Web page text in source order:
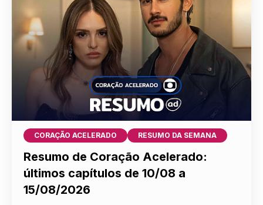
CORAÇÃO ACELERADO RESUMO DA SEMANA
Resumo de Coração Acelerado:
últimos capítulos de 10/08 a
15/08/2026